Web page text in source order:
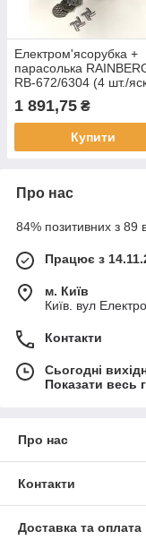
Електром'ясорубка +
парасолька
RB-672/6304 (4 шт./
1 891,75 ₴
Купити
Про нас
84% позитивних з 89
Працює з
м. Київ
Київ. вул
Контакти
Сьогодні
Показати весь
Про нас
Контакти
Доставка та оплата